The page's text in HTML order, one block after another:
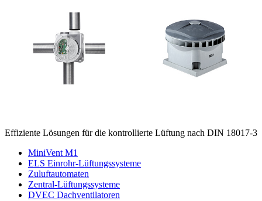
Effiziente Lösungen für die kontrollierte Lüftung nach DIN 18017-3
MiniVent M1
ELS Einrohr-Lüftungssysteme
Zuluftautomaten
Zentral-Lüftungssysteme
DVEC Dachventilatoren